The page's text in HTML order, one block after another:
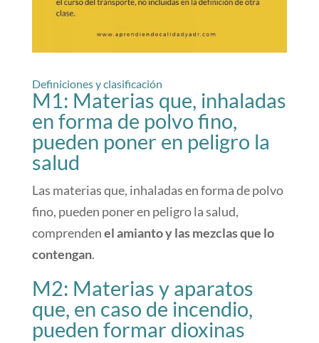
Definiciones y clasificación
M1: Materias que, inhaladas
en forma de polvo fino,
pueden poner en peligro la
salud
Las materias que, inhaladas en forma de polvo
fino, pueden poner en peligro la salud,
comprendenel amianto y las mezclas que lo
contengan.
M2: Materias y aparatos
que, en caso de incendio,
pueden formar dioxinas